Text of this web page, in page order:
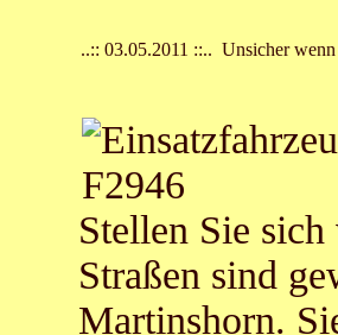
..:: 03.05.2011 ::.. Unsicher
Stellen Sie
Straßen sind
Martinshorn.